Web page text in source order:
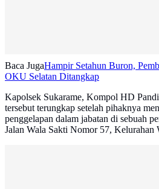
Baca JugaHampir Setahun Buron,
OKU Selatan Ditangkap
Kapolsek Sukarame, Kompol HD
tersebut terungkap setelah pihaknya
penggelapan dalam jabatan di sebuah
Jalan Wala Sakti Nomor 57, Kelurahan